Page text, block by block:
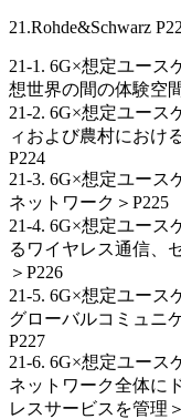
21.Rohde&Schwarz
21-1. 6G×想定ユース
想世界の間の体験空
21-2. 6G×想定ユース
ィおよび農村におけ
P224
21-3. 6G×想定ユース
ネットワーク＞P225
21-4. 6G×想定ユース
るワイヤレス通信、
＞P226
21-5. 6G×想定ユース
グローバルコミュニ
P227
21-6. 6G×想定ユース
ネットワーク全体に
レスサービスを管理